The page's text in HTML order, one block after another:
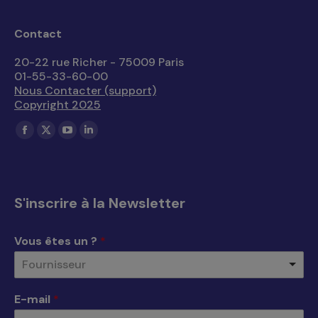
Contact
20-22 rue Richer - 75009 Paris
01-55-33-60-00
Nous Contacter (support)
Copyright 2025
Trouvez nous sur :
La
dans
nouvelle
fenêtre
La
dans
nouvelle
fenêtre
La
dans
nouvelle
fenêtre
La
dans
nouvelle
S'inscrire à la Newsletter
Vous êtes un ? *
Fournisseur
E-mail *